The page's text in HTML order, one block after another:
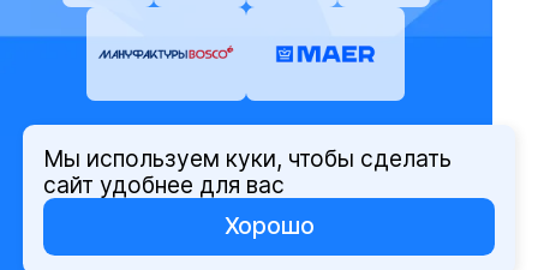
© Олимпийский комитет России,
2026
Политика защиты персональных
данных
Мы используем куки, чтобы сделать
сайт удобнее для вас
Хорошо